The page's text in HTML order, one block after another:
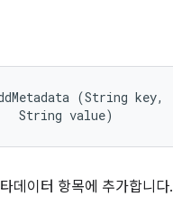
(String key,
String value)
데이터 항목에 추가합니다.